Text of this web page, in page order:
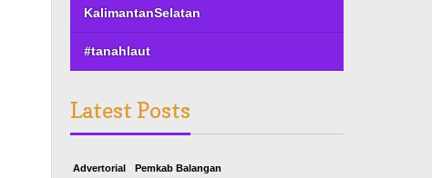
KalimantanSelatan
#tanahlaut
Latest Posts
Advertorial Pemkab Balangan